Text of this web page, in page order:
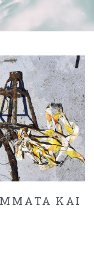
ΚΑΙ